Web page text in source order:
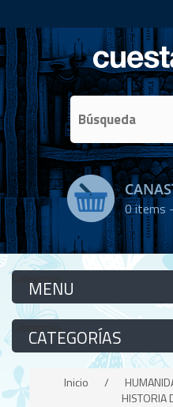
0items
Categorías
Categorías
Inicio /
HISTORIA